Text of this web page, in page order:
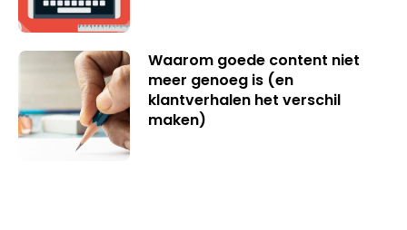
Waarom goede content niet
meer genoeg is (en
klantverhalen het verschil
maken)